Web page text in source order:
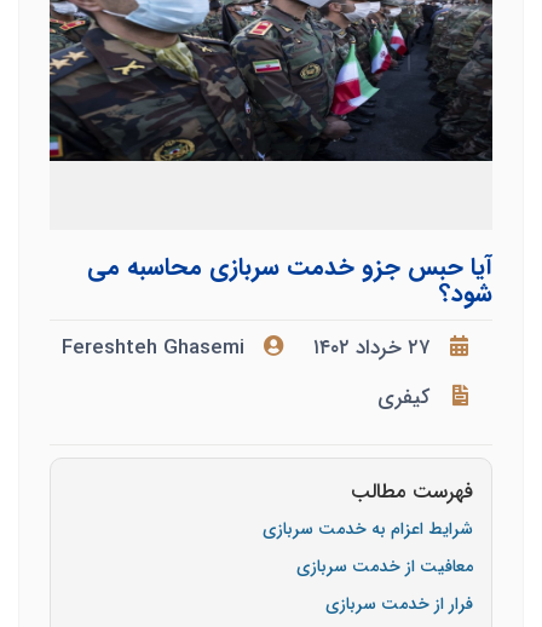
آیا حبس جزو خدمت سربازی محاسبه می
شود؟
۲۷ خرداد ۱۴۰۲
Fereshteh Ghasemi
کیفری
فهرست مطالب
شرایط اعزام به خدمت سربازی
معافیت از خدمت سربازی
فرار از خدمت سربازی